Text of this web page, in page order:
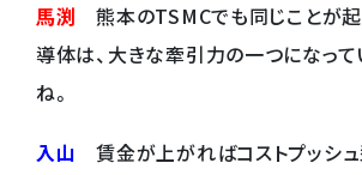
馬渕 熊本のTSMCでも同じことが起
導体は、大きな牽引力の一つになって
ね。
入山 賃金が上がればコストプッシ